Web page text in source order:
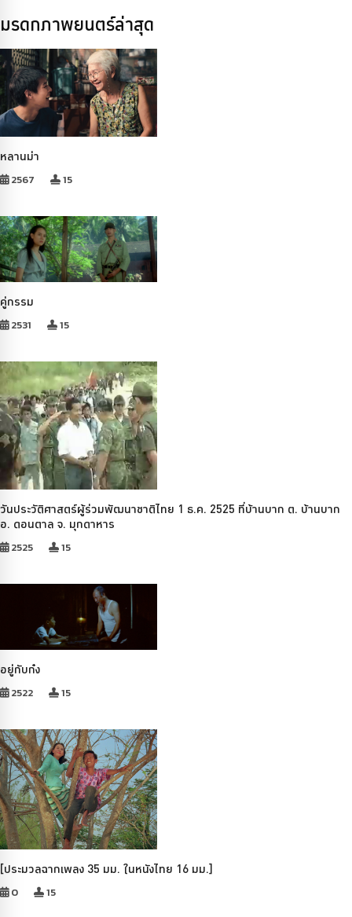
มรดกภาพยนตร์ล่าสุด
หลานม่า
2567 15
คู่กรรม
2531 15
วันประวัติศาสตร์ผู้ร่วมพัฒนาชาติไทย 1 ธ.ค. 2525 ที่บ้านบาก ต. บ้านบาก
อ. ดอนตาล จ. มุกดาหาร
2525 15
อยู่กับก๋ง
2522 15
[ประมวลฉากเพลง 35 มม. ในหนังไทย 16 มม.]
0 15